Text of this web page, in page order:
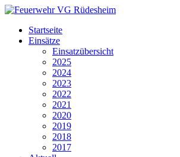
Startseite
Einsätze
Einsatzübersicht
2025
2024
2023
2022
2021
2020
2019
2018
2017